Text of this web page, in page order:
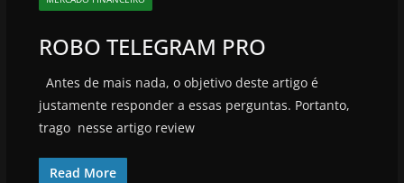
ROBO TELEGRAM PRO
Antes de mais nada, o objetivo deste artigo é
justamente responder a essas perguntas. Portanto,
trago nesse artigo review
Read More